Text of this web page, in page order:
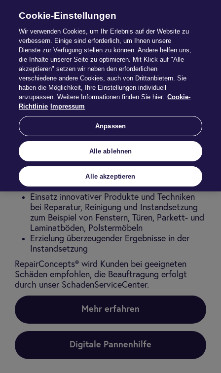
Repair­Con­cepts®
Reparatur-Assistance-Leistungen, Gutachten,
Belegprüfungen und Regulierungen aus einer Hand:
RepairConcepts® führt im Schadenfall
Reparaturen, Reinigungen und Instandsetzungen
durch.
Die Vorteile für Ihre Kunden:
bundesweites Netzwerk mit hohem Know-
how
Schadenbearbeitung direkt vor Ort oder in
einer Servicewerkstatt
Einsatz innovativer Produkte und Techniken
bei Reparatur, Reinigung und Instandsetzung
zum Beispiel von Fenstern, Türen, Parkett- und
Laminatböden, Polstermöbeln
Erzielung überzeugender Ergebnisse in der
Instandsetzung
RepairConcepts® wird Kunden bei geeigneten
Schäden empfohlen, die Beauftragung erfolgt
durch unser SchadenServiceCenter.
Mehr erfahren
Digitale Pannenhilfe
Cookie-Einstellungen
Wir verwenden Cookies, um Ihr Erlebnis auf der Website zu
verbessern. Einige sind erforderlich, um Ihnen unsere
Dienste zur Verfügung stellen zu können. Andere helfen uns,
die Inhalte unserer Seite zu optimieren. Mit Klick auf "Alle
akzeptieren" setzen wir neben den erforderlichen
verschiedene andere Cookies, auch von Drittanbietern. Sie
haben die Möglichkeit, Ihre Einstellungen individuell
anzupassen. Weitere Informationen finden Sie hier: Cookie-
Richtlinie Impressum
Anpassen
Alle ablehnen
Alle akzeptieren